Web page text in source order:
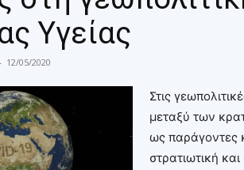
Υγείας
12/05/2020
Στις
μεταξύ των
ως παράγοντες
στρατιωτική